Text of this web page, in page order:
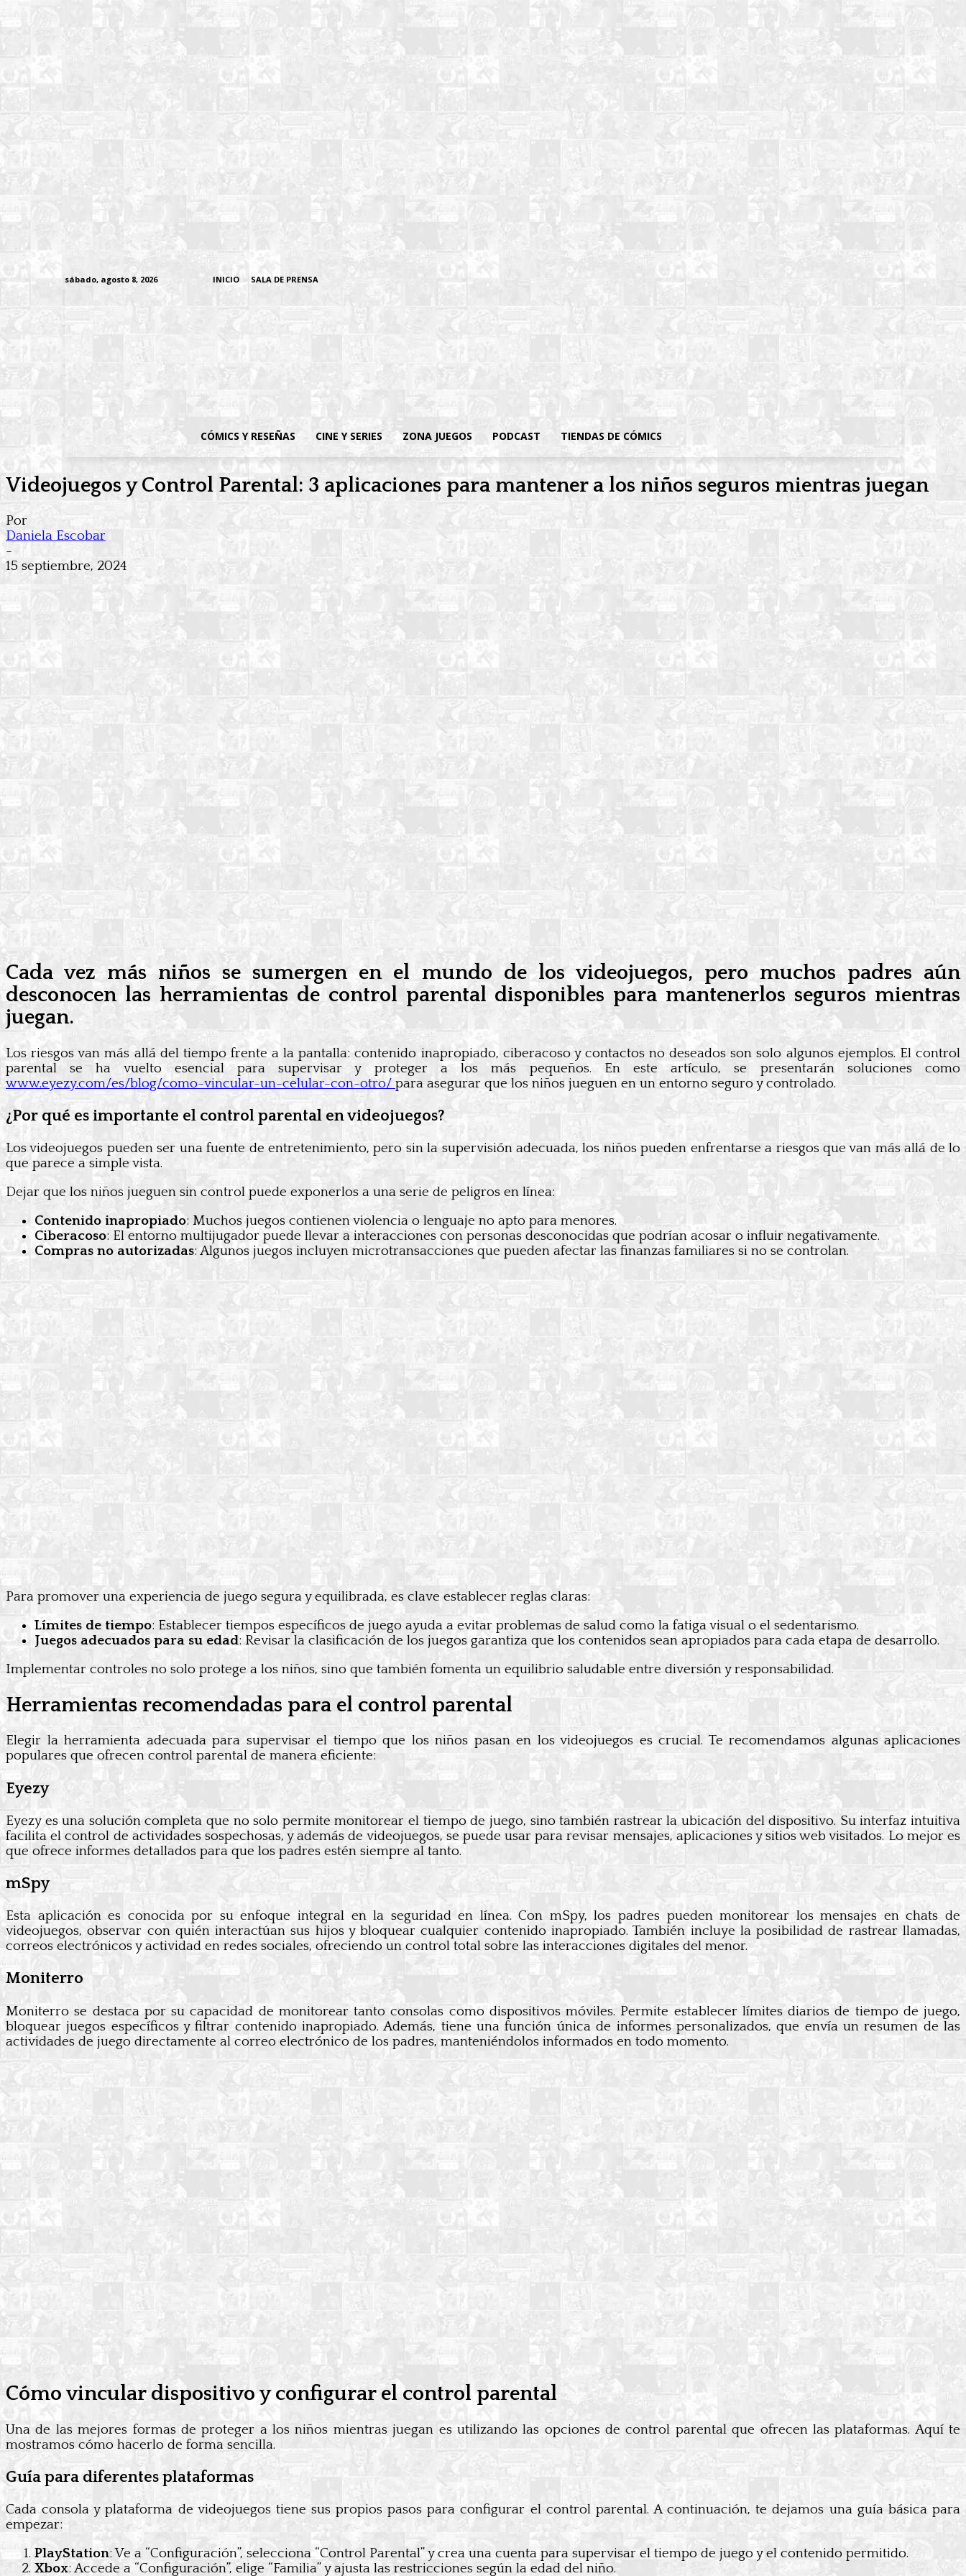
sábado, agosto 8, 2026 INICIO SALA DE PRENSA
CÓMICS Y RESEÑAS CINE Y SERIES ZONA JUEGOS PODCAST TIENDAS DE CÓMICS
Videojuegos y Control Parental: 3 aplicaciones para mantener a los niños seguros mientras juegan
Por
Daniela Escobar
-
15 septiembre, 2024
Cada vez más niños se sumergen en el mundo de los videojuegos, pero muchos padres aún
desconocen las herramientas de control parental disponibles para mantenerlos seguros mientras
juegan.
Los riesgos van más allá del tiempo frente a la pantalla: contenido inapropiado, ciberacoso y contactos no deseados son solo algunos ejemplos. El control
parental se ha vuelto esencial para supervisar y proteger a los más pequeños. En este artículo, se presentarán soluciones como
www.eyezy.com/es/blog/como-vincular-un-celular-con-otro/ para asegurar que los niños jueguen en un entorno seguro y controlado.
¿Por qué es importante el control parental en videojuegos?
Los videojuegos pueden ser una fuente de entretenimiento, pero sin la supervisión adecuada, los niños pueden enfrentarse a riesgos que van más allá de lo
que parece a simple vista.
Dejar que los niños jueguen sin control puede exponerlos a una serie de peligros en línea:
Contenido inapropiado: Muchos juegos contienen violencia o lenguaje no apto para menores.
Ciberacoso: El entorno multijugador puede llevar a interacciones con personas desconocidas que podrían acosar o influir negativamente.
Compras no autorizadas: Algunos juegos incluyen microtransacciones que pueden afectar las finanzas familiares si no se controlan.
Para promover una experiencia de juego segura y equilibrada, es clave establecer reglas claras:
Límites de tiempo: Establecer tiempos específicos de juego ayuda a evitar problemas de salud como la fatiga visual o el sedentarismo.
Juegos adecuados para su edad: Revisar la clasificación de los juegos garantiza que los contenidos sean apropiados para cada etapa de desarrollo.
Implementar controles no solo protege a los niños, sino que también fomenta un equilibrio saludable entre diversión y responsabilidad.
Herramientas recomendadas para el control parental
Elegir la herramienta adecuada para supervisar el tiempo que los niños pasan en los videojuegos es crucial. Te recomendamos algunas aplicaciones
populares que ofrecen control parental de manera eficiente:
Eyezy
Eyezy es una solución completa que no solo permite monitorear el tiempo de juego, sino también rastrear la ubicación del dispositivo. Su interfaz intuitiva
facilita el control de actividades sospechosas, y además de videojuegos, se puede usar para revisar mensajes, aplicaciones y sitios web visitados. Lo mejor es
que ofrece informes detallados para que los padres estén siempre al tanto.
mSpy
Esta aplicación es conocida por su enfoque integral en la seguridad en línea. Con mSpy, los padres pueden monitorear los mensajes en chats de
videojuegos, observar con quién interactúan sus hijos y bloquear cualquier contenido inapropiado. También incluye la posibilidad de rastrear llamadas,
correos electrónicos y actividad en redes sociales, ofreciendo un control total sobre las interacciones digitales del menor.
Moniterro
Moniterro se destaca por su capacidad de monitorear tanto consolas como dispositivos móviles. Permite establecer límites diarios de tiempo de juego,
bloquear juegos específicos y filtrar contenido inapropiado. Además, tiene una función única de informes personalizados, que envía un resumen de las
actividades de juego directamente al correo electrónico de los padres, manteniéndolos informados en todo momento.
Cómo vincular dispositivo y configurar el control parental
Una de las mejores formas de proteger a los niños mientras juegan es utilizando las opciones de control parental que ofrecen las plataformas. Aquí te
mostramos cómo hacerlo de forma sencilla.
Guía para diferentes plataformas
Cada consola y plataforma de videojuegos tiene sus propios pasos para configurar el control parental. A continuación, te dejamos una guía básica para
empezar:
PlayStation: Ve a “Configuración”, selecciona “Control Parental” y crea una cuenta para supervisar el tiempo de juego y el contenido permitido.
Xbox: Accede a “Configuración”, elige “Familia” y ajusta las restricciones según la edad del niño.